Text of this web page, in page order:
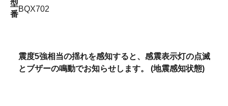
型
番
BQX702
震度5強相当の揺れを感知すると、感震表示灯の点滅
とブザーの鳴動でお知らせします。 (地震感知状態)